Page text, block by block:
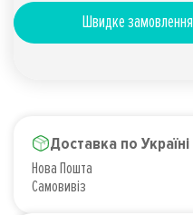
Швидке замовлення
Доставка по Україні
Нова Пошта
Самовивіз